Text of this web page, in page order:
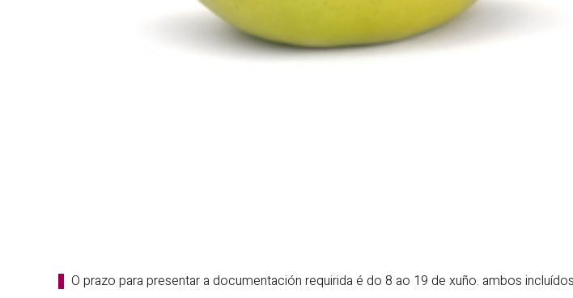
O prazo para presentar a documentación requirida é do 8 ao 19 de xuño. ambos